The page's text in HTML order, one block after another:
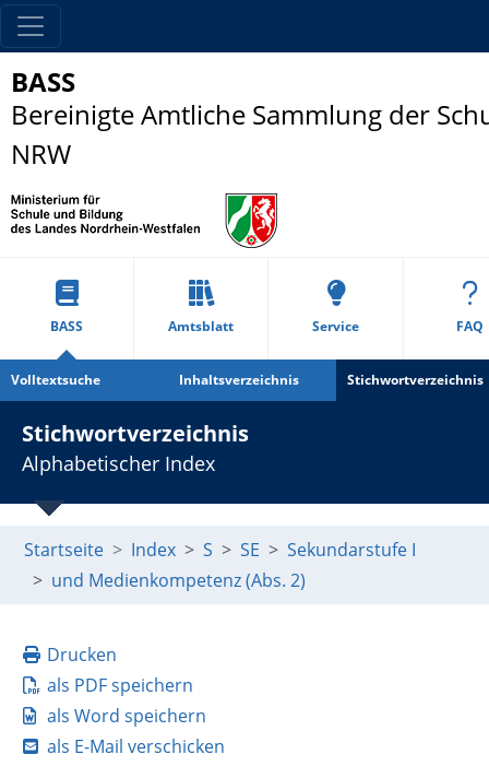
BASS
Bereinigte Amtliche Sammlung der
NRW
BASS Amtsblatt Service FAQ
Volltextsuche Inhaltsverzeichnis Stichwortverzeichnis
Stichwortverzeichnis
Alphabetischer Index
Startseite Index S SE
Sekundarstufe I
und Medienkompetenz (Abs. 2)
Drucken
als PDF speichern
als Word speichern
als E-Mail verschicken